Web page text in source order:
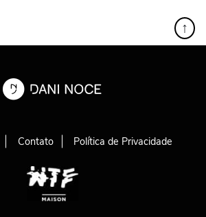
↑
Contato Política de Privacidade